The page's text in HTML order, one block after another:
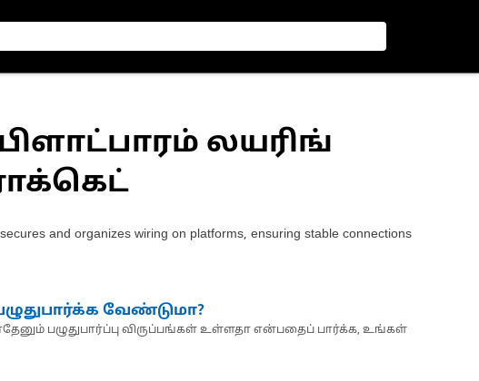
பிளாட்பாரம் லயரிங்
and organizes wiring on platforms, ensuring stable connections
வேண்டுமா?
பழுதுபார்ப்பு விருப்பங்கள் உள்ளதா என்பதைப் பார்க்க, உங்கள்